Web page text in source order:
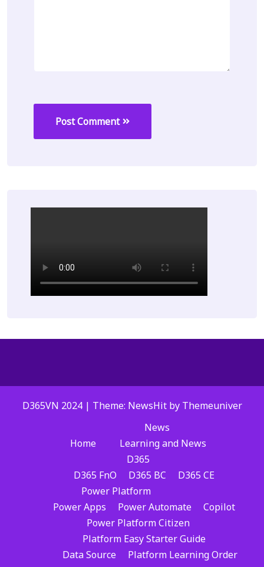
Post Comment
D365VN 2024 | Theme: NewsHit by Themeuniver
Home
News
Learning and News
D365
D365 FnO
D365 BC
D365 CE
Power Platform
Power Apps
Power Automate
Copilot
Power Platform Citizen
Platform Easy Starter Guide
Data Source
Platform Learning Order